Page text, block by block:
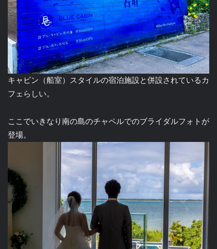
キャビン（船室）スタイルの宿泊施設と併設されているカ
フェらしい。
ここでいきなり南の島のチャペルでのブライダルフォトが
登場。